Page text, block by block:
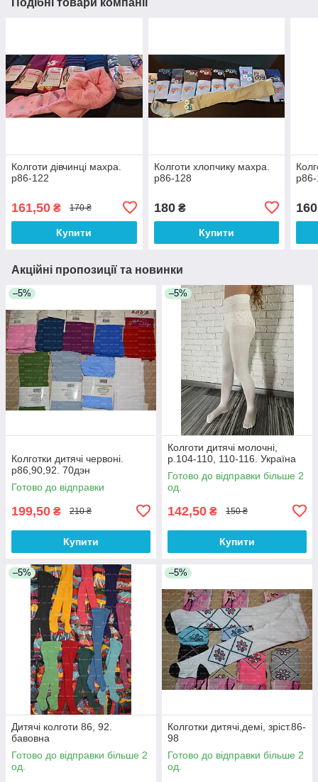
Подібні товари компанії
Колготи дівчинці махра.
р86-122
161,50 ₴ 170 ₴
Купити
Колготи хлопчику махра.
р86-128
180₴
Купити
160
Акційні пропозиції та новинки
–5%
Колготки дитячі червоні.
р86,90,92. 70дэн
Готово до відправки
199,50 ₴ 210 ₴
Купити
–5%
Колготи дитячі молочні,
р.104-110, 110-116. Україна
Готово до відправки більше 2
од.
142,50 ₴ 150 ₴
Купити
–5%
Дитячі колготи 86, 92.
бавовна
Готово до відправки більше 2
од.
–5%
Колготки дитячі,демі, зріст.86-
98
Готово до відправки більше 2
од.